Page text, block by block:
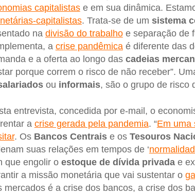
capitalistase em sua dinâmica.
capitalistas. Trata-se de um sistema
na divisão do trabalhoe separação de
a crise pandêmicaé diferente das
e a oferta ao longo das cadeias
porque correm o risco de não receber”.
ou informais, são o grupo de risco
entrevista, concedida por e-mail, o
a crise gerada pela pandemia. “Em uma
. Os Bancos Centraise os Tesouros
suas relações em tempos de ‘
que engolir o estoque de dívida privadae
a missão monetária que vai sustentar o
mercados é a crise dos bancos, a crise dos